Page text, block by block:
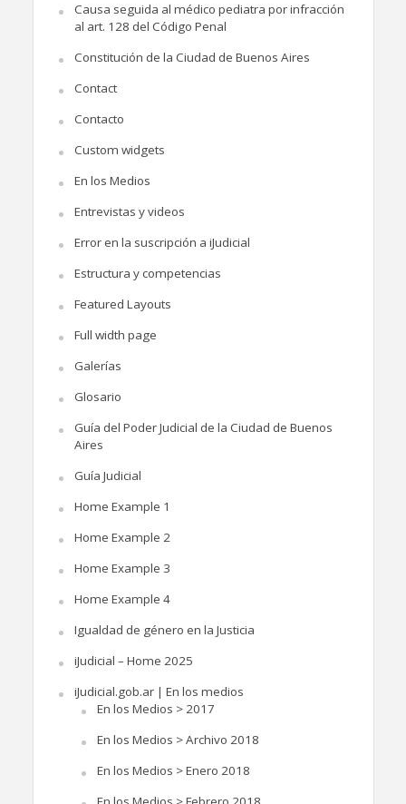
Causa seguida al médico pediatra por infracción
al art. 128 del Código Penal
Constitución de la Ciudad de Buenos Aires
Contact
Contacto
Custom widgets
En los Medios
Entrevistas y videos
Error en la suscripción a iJudicial
Estructura y competencias
Featured Layouts
Full width page
Galerías
Glosario
Guía del Poder Judicial de la Ciudad de Buenos
Aires
Guía Judicial
Home Example 1
Home Example 2
Home Example 3
Home Example 4
Igualdad de género en la Justicia
iJudicial – Home 2025
iJudicial.gob.ar | En los medios
En los Medios > 2017
En los Medios > Archivo 2018
En los Medios > Enero 2018